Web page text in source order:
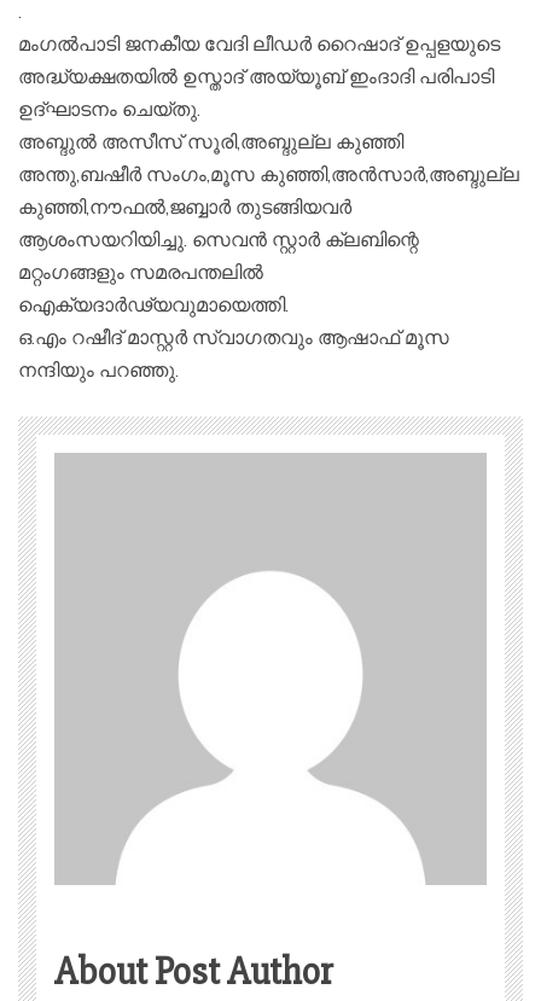
മംഗൽപാടി ജനകീയ വേദി ലീഡർ റൈഷാദ് ഉപ്പളയുടെ
അദ്ധ്യക്ഷതയിൽ ഉസ്താദ് അയ്യൂബ് ഇംദാദി പരിപാടി
ഉദ്ഘാടനം ചെയ്തു.
അബ്ദുൽ അസീസ് സൂരി,അബ്ദുല്ല കുഞ്ഞി
അന്തു,ബഷീർ സംഗം,മൂസ കുഞ്ഞി,അൻസാർ,അബ്ദുല്ല
കുഞ്ഞി,നൗഫൽ,ജബ്ബാർ തുടങ്ങിയവർ
ആശംസയറിയിച്ചു. സെവൻ സ്റ്റാർ ക്ലബിന്റെ
മറ്റംഗങ്ങളും സമരപന്തലിൽ
ഐക്യദാർഢ്യവുമായെത്തി.
ഒ.എം റഷീദ് മാസ്റ്റർ സ്വാഗതവും ആഷാഫ് മൂസ
നന്ദിയും പറഞ്ഞു.
About Post Author